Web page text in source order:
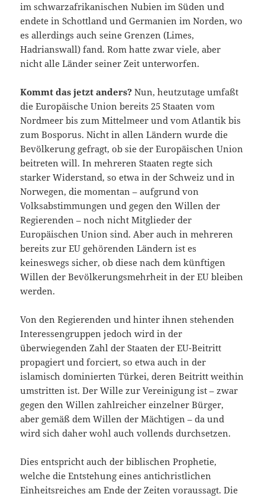
im schwarzafrikanischen Nubien im Süden und
endete in Schottland und Germanien im Norden, wo
es allerdings auch seine Grenzen (Limes,
Hadrianswall) fand. Rom hatte zwar viele, aber
nicht alle Länder seiner Zeit unterworfen.
Kommt das jetzt anders? Nun, heutzutage umfaßt
die Europäische Union bereits 25 Staaten vom
Nordmeer bis zum Mittelmeer und vom Atlantik bis
zum Bosporus. Nicht in allen Ländern wurde die
Bevölkerung gefragt, ob sie der Europäischen Union
beitreten will. In mehreren Staaten regte sich
starker Widerstand, so etwa in der Schweiz und in
Norwegen, die momentan – aufgrund von
Volksabstimmungen und gegen den Willen der
Regierenden – noch nicht Mitglieder der
Europäischen Union sind. Aber auch in mehreren
bereits zur EU gehörenden Ländern ist es
keineswegs sicher, ob diese nach dem künftigen
Willen der Bevölkerungsmehrheit in der EU bleiben
werden.
Von den Regierenden und hinter ihnen stehenden
Interessengruppen jedoch wird in der
überwiegenden Zahl der Staaten der EU-Beitritt
propagiert und forciert, so etwa auch in der
islamisch dominierten Türkei, deren Beitritt weithin
umstritten ist. Der Wille zur Vereinigung ist – zwar
gegen den Willen zahlreicher einzelner Bürger,
aber gemäß dem Willen der Mächtigen – da und
wird sich daher wohl auch vollends durchsetzen.
Dies entspricht auch der biblischen Prophetie,
welche die Entstehung eines antichristlichen
Einheitsreiches am Ende der Zeiten voraussagt. Die